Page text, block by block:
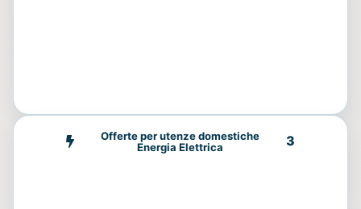
Offerte per utenze domestiche
Energia Elettrica
3